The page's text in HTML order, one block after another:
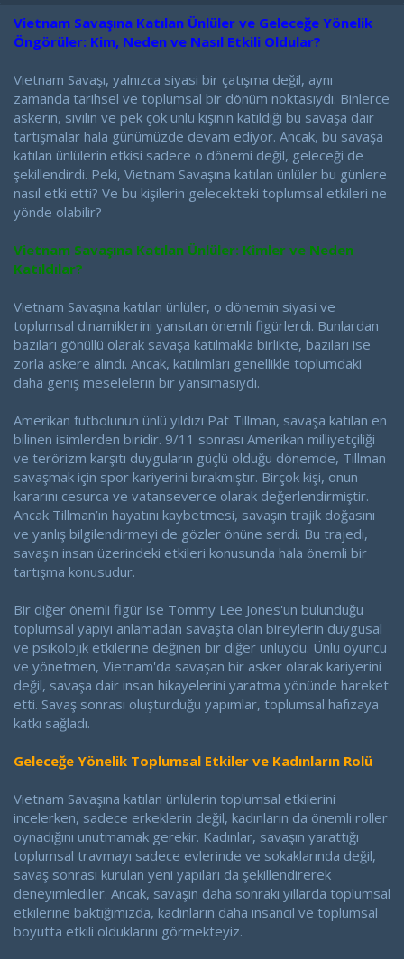
t
a
n
r
h
Vietnam Savaşına Katılan Ünlüler ve Geleceğe Yönelik
Öngörüler: Kim, Neden ve Nasıl Etkili Oldular?
Vietnam Savaşı, yalnızca siyasi bir çatışma değil, aynı
zamanda tarihsel ve toplumsal bir dönüm noktasıydı. Binlerce
askerin, sivilin ve pek çok ünlü kişinin katıldığı bu savaşa dair
tartışmalar hala günümüzde devam ediyor. Ancak, bu savaşa
katılan ünlülerin etkisi sadece o dönemi değil, geleceği de
şekillendirdi. Peki, Vietnam Savaşına katılan ünlüler bu günlere
nasıl etki etti? Ve bu kişilerin gelecekteki toplumsal etkileri ne
yönde olabilir?
Vietnam Savaşına Katılan Ünlüler: Kimler ve Neden
Katıldılar?
Vietnam Savaşına katılan ünlüler, o dönemin siyasi ve
toplumsal dinamiklerini yansıtan önemli figürlerdi. Bunlardan
bazıları gönüllü olarak savaşa katılmakla birlikte, bazıları ise
zorla askere alındı. Ancak, katılımları genellikle toplumdaki
daha geniş meselelerin bir yansımasıydı.
Amerikan futbolunun ünlü yıldızı Pat Tillman, savaşa katılan en
bilinen isimlerden biridir. 9/11 sonrası Amerikan milliyetçiliği
ve terörizm karşıtı duyguların güçlü olduğu dönemde, Tillman
savaşmak için spor kariyerini bırakmıştır. Birçok kişi, onun
kararını cesurca ve vatanseverce olarak değerlendirmiştir.
Ancak Tillman’ın hayatını kaybetmesi, savaşın trajik doğasını
ve yanlış bilgilendirmeyi de gözler önüne serdi. Bu trajedi,
savaşın insan üzerindeki etkileri konusunda hala önemli bir
tartışma konusudur.
Bir diğer önemli figür ise Tommy Lee Jones'un bulunduğu
toplumsal yapıyı anlamadan savaşta olan bireylerin duygusal
ve psikolojik etkilerine değinen bir diğer ünlüydü. Ünlü oyuncu
ve yönetmen, Vietnam'da savaşan bir asker olarak kariyerini
değil, savaşa dair insan hikayelerini yaratma yönünde hareket
etti. Savaş sonrası oluşturduğu yapımlar, toplumsal hafızaya
katkı sağladı.
Geleceğe Yönelik Toplumsal Etkiler ve Kadınların Rolü
Vietnam Savaşına katılan ünlülerin toplumsal etkilerini
incelerken, sadece erkeklerin değil, kadınların da önemli roller
oynadığını unutmamak gerekir. Kadınlar, savaşın yarattığı
toplumsal travmayı sadece evlerinde ve sokaklarında değil,
savaş sonrası kurulan yeni yapıları da şekillendirerek
deneyimlediler. Ancak, savaşın daha sonraki yıllarda toplumsal
etkilerine baktığımızda, kadınların daha insancıl ve toplumsal
boyutta etkili olduklarını görmekteyiz.